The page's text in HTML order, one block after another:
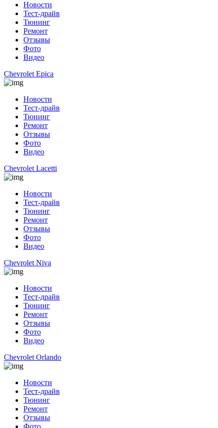
Новости
Тест-драйв
Тюнинг
Ремонт
Отзывы
Фото
Видео
Chevrolet Epica
Новости
Тест-драйв
Тюнинг
Ремонт
Отзывы
Фото
Видео
Chevrolet Lacetti
Новости
Тест-драйв
Тюнинг
Ремонт
Отзывы
Фото
Видео
Chevrolet Niva
Новости
Тест-драйв
Тюнинг
Ремонт
Отзывы
Фото
Видео
Chevrolet Orlando
Новости
Тест-драйв
Тюнинг
Ремонт
Отзывы
Фото